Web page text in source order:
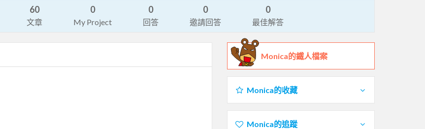
60
文章
0
My Project
0
回答
0
邀請回答
0
最佳解答
Monica的鐵人檔案
Monica的收藏
Monica的追蹤